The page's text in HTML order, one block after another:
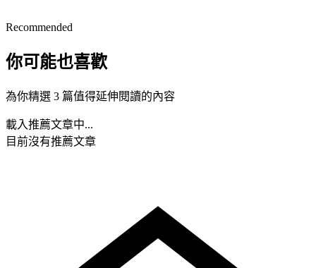
Recommended
你可能也喜歡
為你精選 3 篇值得延伸閱讀的內容
載入推薦文章中...
目前沒有推薦文章